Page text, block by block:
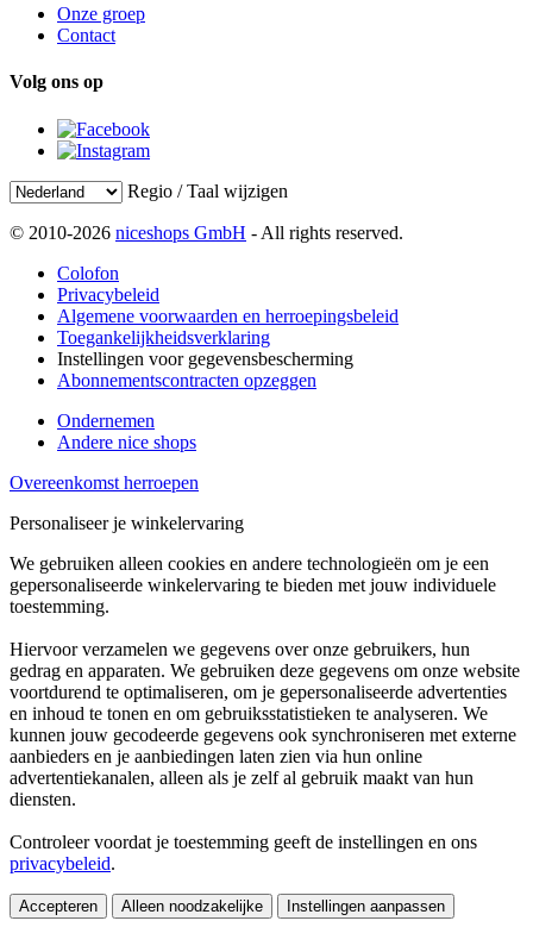
Onze groep
Contact
Volg ons op
Regio / Taal wijzigen
© 2010-2026 niceshops GmbH - All rights reserved.
Colofon
Privacybeleid
Algemene voorwaarden en herroepingsbeleid
Toegankelijkheidsverklaring
Instellingen voor gegevensbescherming
Abonnementscontracten opzeggen
Ondernemen
Andere nice shops
Overeenkomst herroepen
Personaliseer je winkelervaring
We gebruiken alleen cookies en andere technologieën om je een
gepersonaliseerde winkelervaring te bieden met jouw individuele
toestemming.
Hiervoor verzamelen we gegevens over onze gebruikers, hun
gedrag en apparaten. We gebruiken deze gegevens om onze website
voortdurend te optimaliseren, om je gepersonaliseerde advertenties
en inhoud te tonen en om gebruiksstatistieken te analyseren. We
kunnen jouw gecodeerde gegevens ook synchroniseren met externe
aanbieders en je aanbiedingen laten zien via hun online
advertentiekanalen, alleen als je zelf al gebruik maakt van hun
diensten.
Controleer voordat je toestemming geeft de instellingen en ons
privacybeleid.
Accepteren Alleen noodzakelijke Instellingen aanpassen